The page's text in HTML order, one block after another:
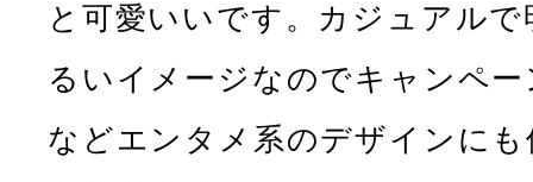
と可愛いいです。カジュアルで
るいイメージなのでキャンペー
などエンタメ系のデザインにも